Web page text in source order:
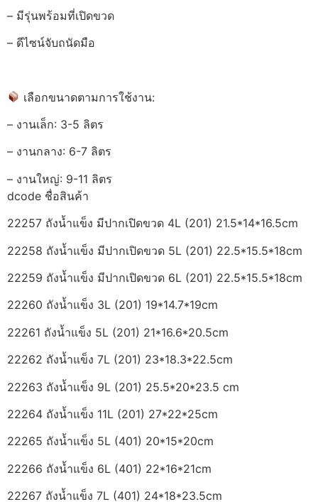
– มีรุ่นพร้อมที่เปิดขวด
– ดีไซน์จับถนัดมือ
เลือกขนาดตามการใช้งาน:
– งานเล็ก: 3-5 ลิตร
– งานกลาง: 6-7 ลิตร
– งานใหญ่: 9-11 ลิตร
dcode ชื่อสินค้า
22257 ถังน้ำแข็ง มีปากเปิดขวด 4L (201) 21.5*14*16.5cm
22258 ถังน้ำแข็ง มีปากเปิดขวด 5L (201) 22.5*15.5*18cm
22259 ถังน้ำแข็ง มีปากเปิดขวด 6L (201) 22.5*15.5*18cm
22260 ถังน้ำแข็ง 3L (201) 19*14.7*19cm
22261 ถังน้ำแข็ง 5L (201) 21*16.6*20.5cm
22262 ถังน้ำแข็ง 7L (201) 23*18.3*22.5cm
22263 ถังน้ำแข็ง 9L (201) 25.5*20*23.5 cm
22264 ถังน้ำแข็ง 11L (201) 27*22*25cm
22265 ถังน้ำแข็ง 5L (401) 20*15*20cm
22266 ถังน้ำแข็ง 6L (401) 22*16*21cm
22267 ถังน้ำแข็ง 7L (401) 24*18*23.5cm